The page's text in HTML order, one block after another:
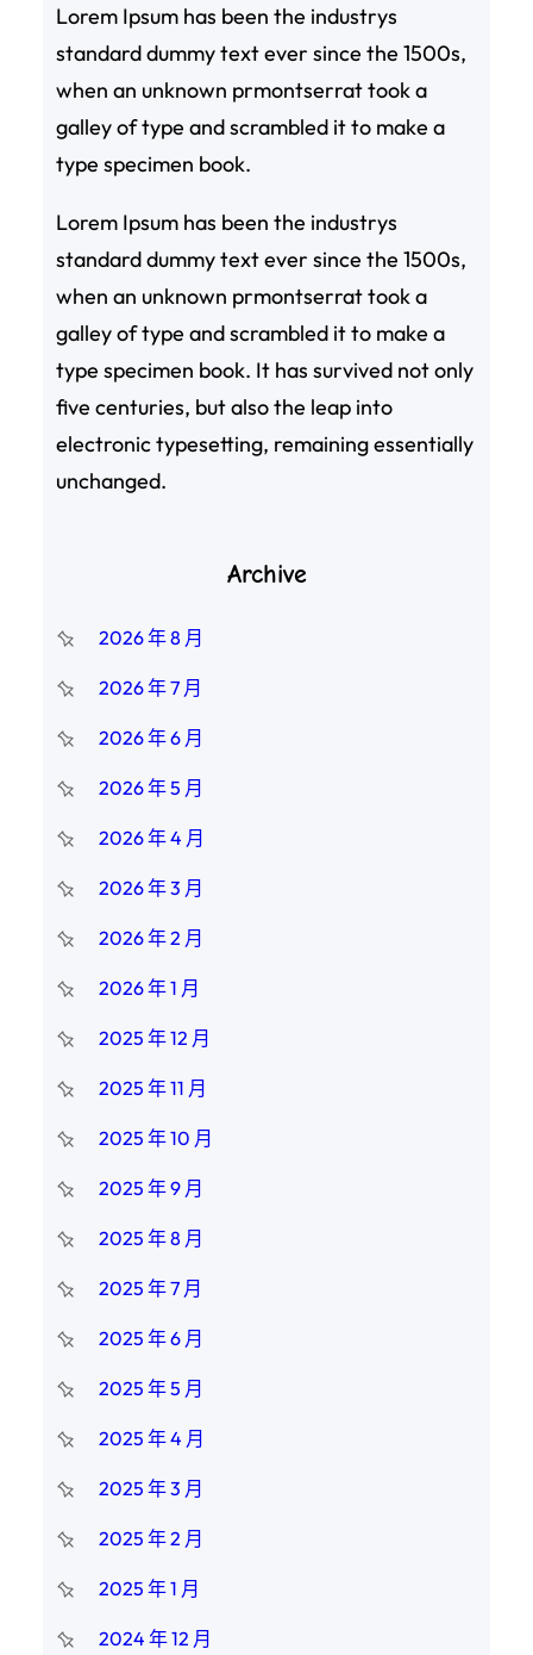
Lorem Ipsum has been the industrys
standard dummy text ever since the 1500s,
when an unknown prmontserrat took a
galley of type and scrambled it to make a
type specimen book.
Lorem Ipsum has been the industrys
standard dummy text ever since the 1500s,
when an unknown prmontserrat took a
galley of type and scrambled it to make a
type specimen book. It has survived not only
five centuries, but also the leap into
electronic typesetting, remaining essentially
unchanged.
Archive
2026 年 8 月
2026 年 7 月
2026 年 6 月
2026 年 5 月
2026 年 4 月
2026 年 3 月
2026 年 2 月
2026 年 1 月
2025 年 12 月
2025 年 11 月
2025 年 10 月
2025 年 9 月
2025 年 8 月
2025 年 7 月
2025 年 6 月
2025 年 5 月
2025 年 4 月
2025 年 3 月
2025 年 2 月
2025 年 1 月
2024 年 12 月